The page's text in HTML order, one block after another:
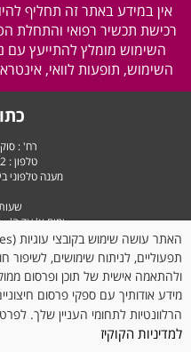
אין במידע באתר זה תחליף
רכישת תכשיר רפואי והתחלת
השימוש מומלץ להתייעץ עם
השימוש, תופעות לוואי,
רח' : סוקולוב
טלפון :
מענה טלפוני בין 09:00 עד
ימים א' עד ה' - מ-09:00 עד
יום ו' וערבי חג - מ-9:00
תפעוליים, לניתוח שימושים, לשיפור
ולהתאמה אישית של תוכן ופרסום
מידע אודותיך עם ספקי פרסום
הרלוונטיות לתחומי העניין שלך.
למדיניות הקוקיז